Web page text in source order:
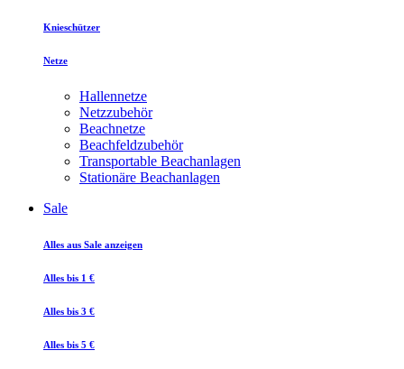
Knieschützer
Netze
Hallennetze
Netzzubehör
Beachnetze
Beachfeldzubehör
Transportable Beachanlagen
Stationäre Beachanlagen
Sale
Alles aus Sale anzeigen
Alles bis 1 €
Alles bis 3 €
Alles bis 5 €